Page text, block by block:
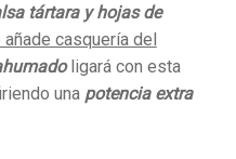
tártara y hojas de
casquería del
ligará con esta
una potencia extra